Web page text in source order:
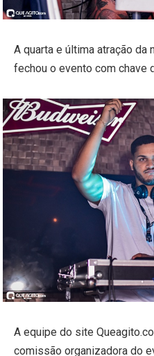
A quarta e última atração
fechou o evento com chave
A equipe do site
comissão organizadora do